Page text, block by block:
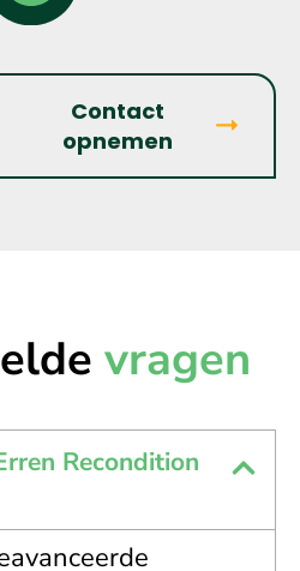
Contact
opnemen
vragen
Recondition